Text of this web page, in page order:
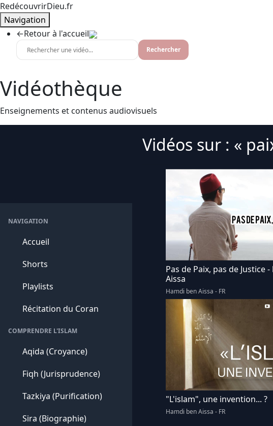
RedécouvrirDieu.fr
Navigation
←Retour à l'accueil
Rechercher
Vidéothèque
Enseignements et contenus audiovisuels
NAVIGATION
Accueil
Shorts
Playlists
Récitation du Coran
COMPRENDRE L'ISLAM
Aqida (Croyance)
Fiqh (Jurisprudence)
Tazkiya (Purification)
Sira (Biographie)
Vidéos sur : «
Pas de Paix, pas de Justice
Aissa
Hamdi ben Aissa - FR
"L'islam", une invention... ?
Hamdi ben Aissa - FR